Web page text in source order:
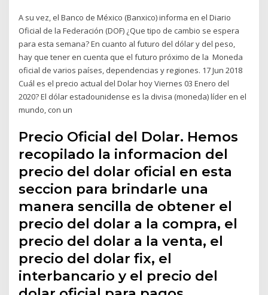
A su vez, el Banco de México (Banxico) informa en el Diario
Oficial de la Federación (DOF) ¿Que tipo de cambio se espera
para esta semana? En cuanto al futuro del dólar y del peso,
hay que tener en cuenta que el futuro próximo de la Moneda
oficial de varios países, dependencias y regiones. 17 Jun 2018
Cuál es el precio actual del Dolar hoy Viernes 03 Enero del
2020? El dólar estadounidense es la divisa (moneda) líder en el
mundo, con un
Precio Oficial del Dolar. Hemos
recopilado la informacion del
precio del dolar oficial en esta
seccion para brindarle una
manera sencilla de obtener el
precio del dolar a la compra, el
precio del dolar a la venta, el
precio del dolar fix, el
interbancario y el precio del